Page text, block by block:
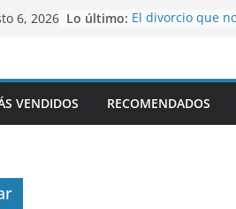
6, 2026 Lo último: El divorcio que
en la Naturaleza
VENDIDOS RECOMENDADOS